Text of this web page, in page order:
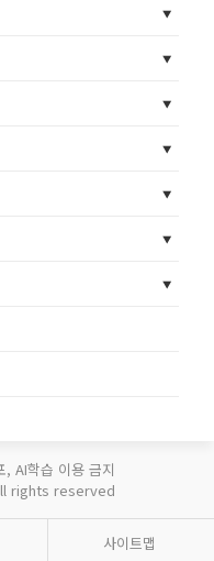
AI학습 이용 금지
rights reserved
사이트맵